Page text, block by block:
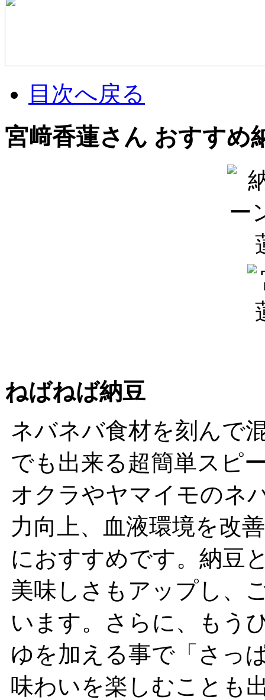
目次へ戻る
宮﨑香蓮さん おすすめ
ねばねば納豆
ネバネバ食材を刻んで
でも出来る超簡単スピ
オクラやヤマイモのネ
力向上、血液環境を改
におすすめです。納豆
美味しさもアップし、
います。さらに、もう
ゆを加える事で「さっ
味わいを楽しむことも